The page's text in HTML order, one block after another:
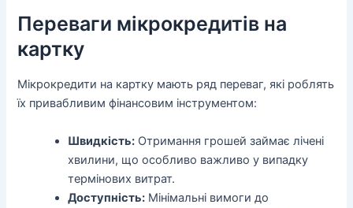
Переваги мікрокредитів на
картку
Мікрокредити на картку мають ряд переваг, які роблять
їх привабливим фінансовим інструментом:
Швидкість: Отримання грошей займає лічені
хвилини, що особливо важливо у випадку
термінових витрат.
Доступність: Мінімальні вимоги до